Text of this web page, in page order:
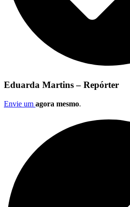
Eduarda Martins – Repórter
Envie um agora mesmo.